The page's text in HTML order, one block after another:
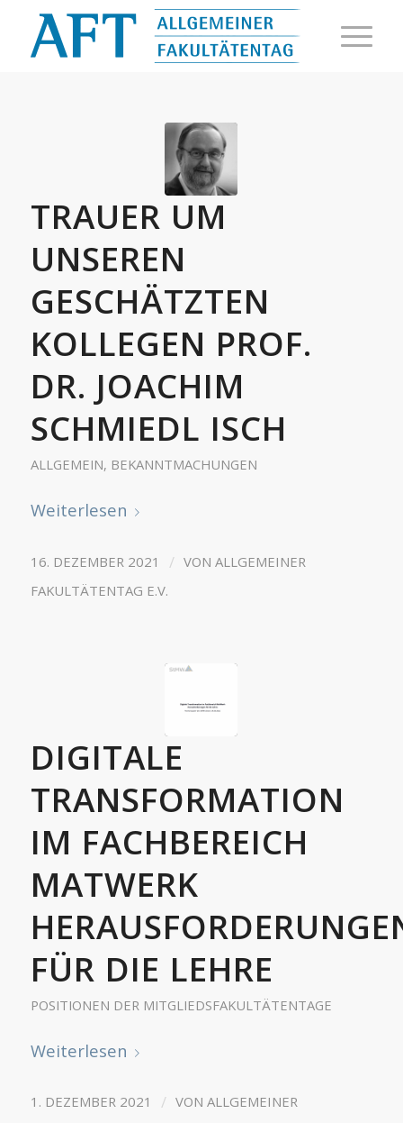
TRAUER UM
UNSEREN
GESCHÄTZTEN
KOLLEGEN PROF.
DR. JOACHIM
SCHMIEDL ISCH
ALLGEMEIN, BEKANNTMACHUNGEN
Weiterlesen
16. DEZEMBER 2021 / VON ALLGEMEINER
FAKULTÄTENTAG E.V.
DIGITALE
TRANSFORMATION
IM FACHBEREICH
MATWERK
FÜR DIE LEHRE
POSITIONEN DER MITGLIEDSFAKULTÄTENTAGE
Weiterlesen
1. DEZEMBER 2021 / VON ALLGEMEINER